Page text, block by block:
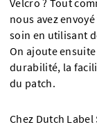
Velcro ? Tout
nous avez
soin en utilisant
On ajoute
durabilité, la
du patch.
Chez Dutch